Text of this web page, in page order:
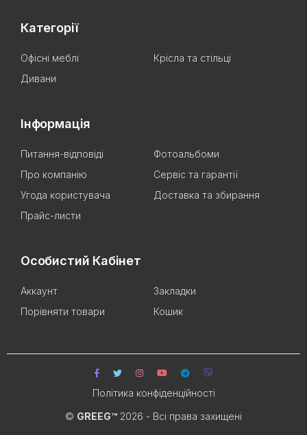
Категорії
Офісні меблі
Крісла та стільці
Дивани
Інформація
Питання-відповіді
Фотоальбоми
Про компанію
Сервіс та гарантії
Угода користувача
Доставка та збирання
Прайс-листи
Особистий Кабінет
Аккаунт
Закладки
Порівняти товари
Кошик
© GREEG™ 2026 - Всі права захищені
Політика конфіденційності